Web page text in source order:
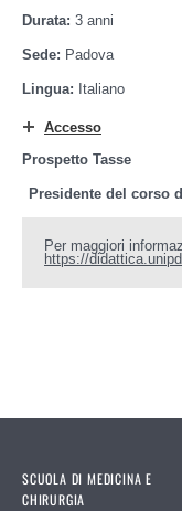
Durata: 3 anni
Sede: Padova
Lingua: Italiano
Accesso
Prospetto Tasse
Presidente del corso
Per maggiori
https://
SCUOLA DI MEDICINA E
CHIRURGIA